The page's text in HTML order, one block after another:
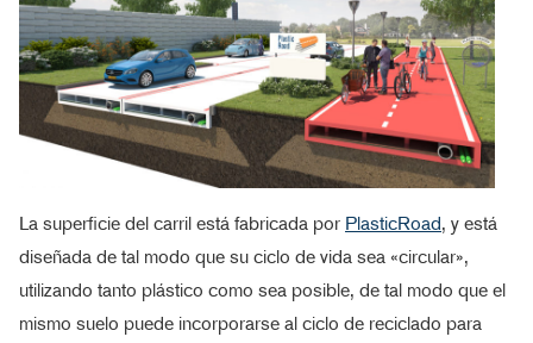
La superficie del carril está fabricada por PlasticRoad, y está
diseñada de tal modo que su ciclo de vida sea «circular»,
utilizando tanto plástico como sea posible, de tal modo que el
mismo suelo puede incorporarse al ciclo de reciclado para